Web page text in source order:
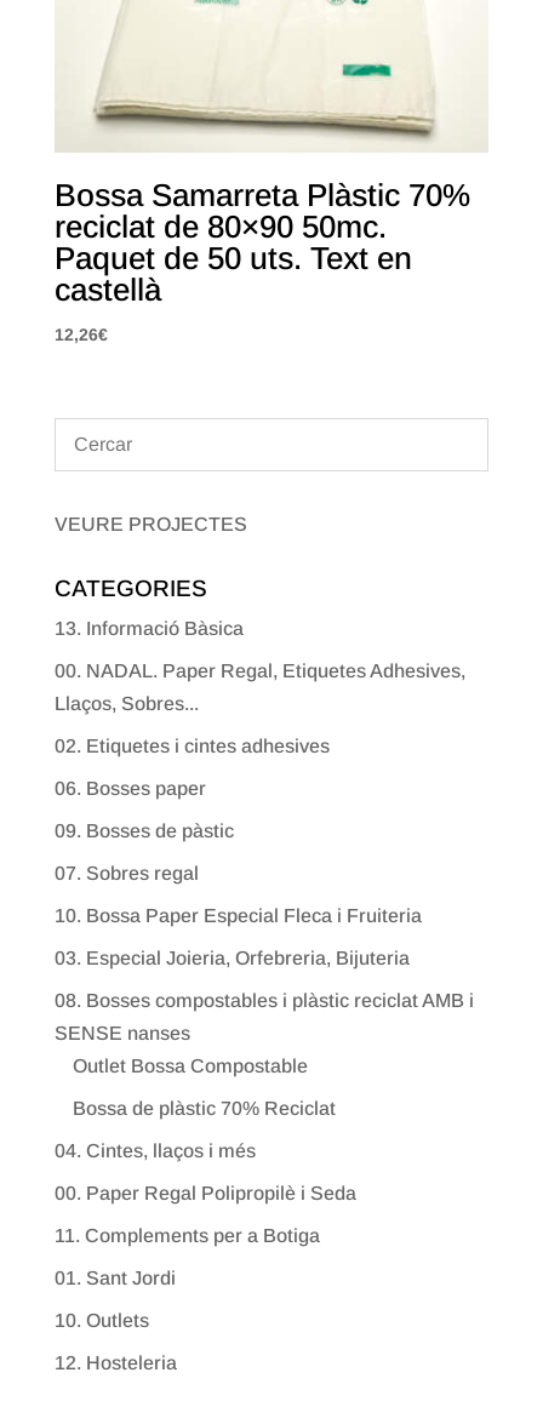
Bossa Samarreta Plàstic 70%
reciclat de 80×90 50mc.
Paquet de 50 uts. Text en
castellà
12,26€
VEURE PROJECTES
CATEGORIES
13. Informació Bàsica
00. NADAL. Paper Regal, Etiquetes Adhesives,
Llaços, Sobres...
02. Etiquetes i cintes adhesives
06. Bosses paper
09. Bosses de pàstic
07. Sobres regal
10. Bossa Paper Especial Fleca i Fruiteria
03. Especial Joieria, Orfebreria, Bijuteria
08. Bosses compostables i plàstic reciclat AMB i
SENSE nanses
Outlet Bossa Compostable
Bossa de plàstic 70% Reciclat
04. Cintes, llaços i més
00. Paper Regal Polipropilè i Seda
11. Complements per a Botiga
01. Sant Jordi
10. Outlets
12. Hosteleria